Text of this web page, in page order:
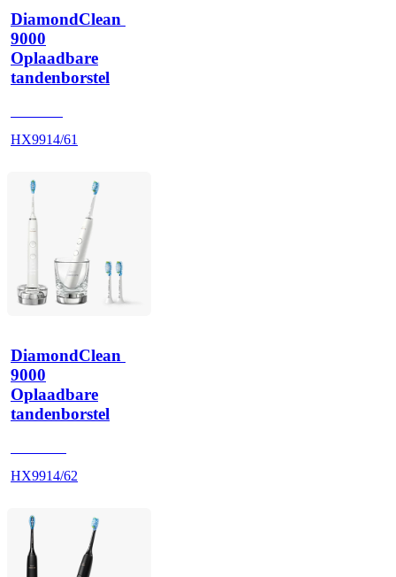
DiamondClean
9000
Oplaadbare
tandenborstel
HX9914/61
DiamondClean
9000
Oplaadbare
tandenborstel
HX9914/62